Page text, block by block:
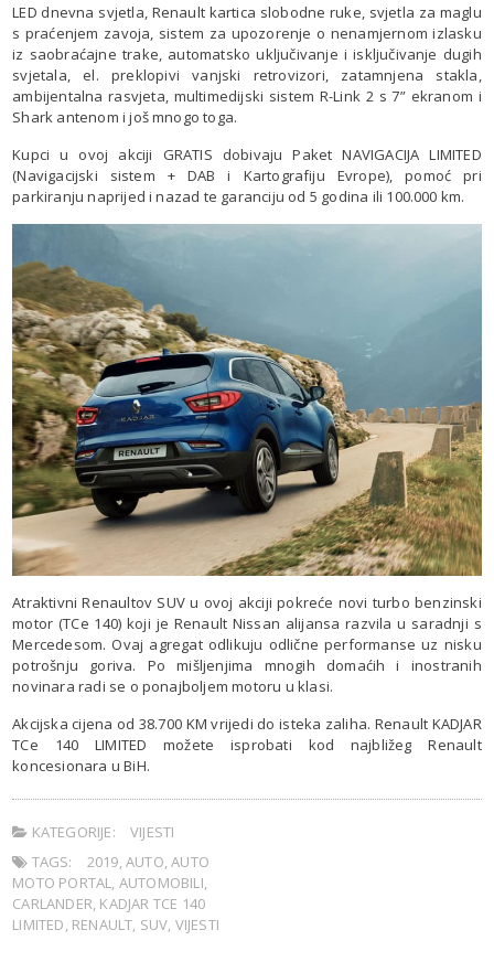
LED dnevna svjetla, Renault kartica slobodne ruke, svjetla za maglu
s praćenjem zavoja, sistem za upozorenje o nenamjernom izlasku
iz saobraćajne trake, automatsko uključivanje i isključivanje dugih
svjetala, el. preklopivi vanjski retrovizori, zatamnjena stakla,
ambijentalna rasvjeta, multimedijski sistem R-Link 2 s 7” ekranom i
Shark antenom i još mnogo toga.
Kupci u ovoj akciji GRATIS dobivaju Paket NAVIGACIJA LIMITED
(Navigacijski sistem + DAB i Kartografiju Evrope), pomoć pri
parkiranju naprijed i nazad te garanciju od 5 godina ili 100.000 km.
Atraktivni Renaultov SUV u ovoj akciji pokreće novi turbo benzinski
motor (TCe 140) koji je Renault Nissan alijansa razvila u saradnji s
Mercedesom. Ovaj agregat odlikuju odlične performanse uz nisku
potrošnju goriva. Po mišljenjima mnogih domaćih i inostranih
novinara radi se o ponajboljem motoru u klasi.
Akcijska cijena od 38.700 KM vrijedi do isteka zaliha. Renault KADJAR
TCe 140 LIMITED možete isprobati kod najbližeg Renault
koncesionara u BiH.
KATEGORIJE:
VIJESTI
TAGS:
2019,AUTO,AUTO
MOTO PORTAL, AUTOMOBILI,
CARLANDER, KADJAR TCE 140
LIMITED, RENAULT, SUV, VIJESTI